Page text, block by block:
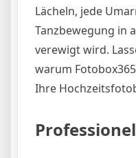
Lächeln, jede
Tanzbewegung in
verewigt wird.
warum
Ihre